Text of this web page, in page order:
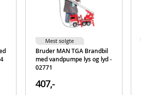
Bruder MAN TGA Brandbil
med vandpumpe lys og lyd -
02771
407,-
Mest solgte